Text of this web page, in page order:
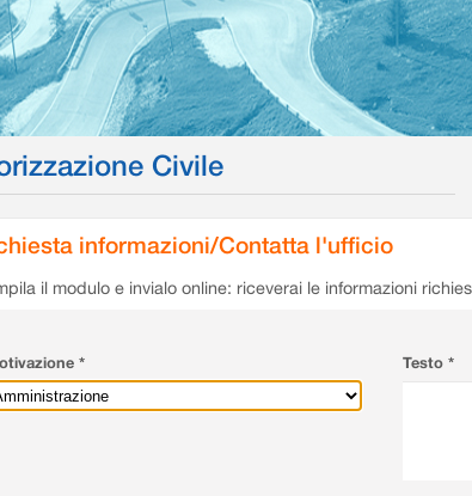
Civile
informazioni/Contatta l'ufficio
il modulo e invialo online: riceverai le informazioni
* Testo *